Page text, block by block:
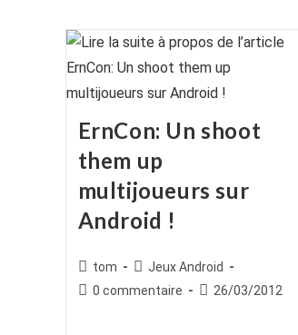
ErnCon: Un shoot
them up
multijoueurs sur
Android !
Auteur/autrice
de
tom
Post
category:
Jeux Android
Commentaires
0 commentaire
Publication
26/03/2012